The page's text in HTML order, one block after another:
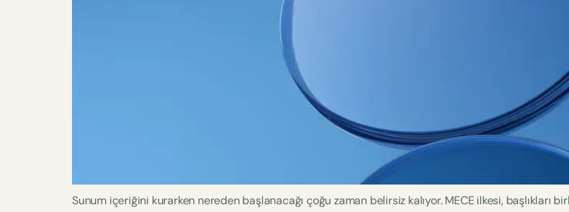
Sunum içeriğini kurarken nereden başlanacağı çoğu zaman belirsiz kalıyor. MECE ilkesi,